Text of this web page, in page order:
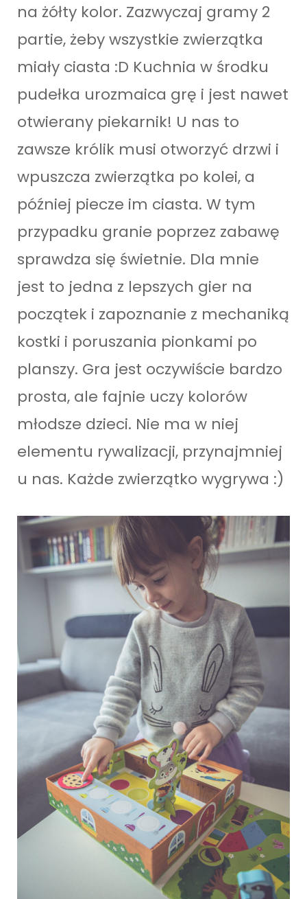
na żółty kolor. Zazwyczaj gramy 2
partie, żeby wszystkie zwierzątka
miały ciasta :D Kuchnia w środku
pudełka urozmaica grę i jest nawet
otwierany piekarnik! U nas to
zawsze królik musi otworzyć drzwi i
wpuszcza zwierzątka po kolei, a
później piecze im ciasta. W tym
przypadku granie poprzez zabawę
sprawdza się świetnie. Dla mnie
jest to jedna z lepszych gier na
początek i zapoznanie z mechaniką
kostki i poruszania pionkami po
planszy. Gra jest oczywiście bardzo
prosta, ale fajnie uczy kolorów
młodsze dzieci. Nie ma w niej
elementu rywalizacji, przynajmniej
u nas. Każde zwierzątko wygrywa :)